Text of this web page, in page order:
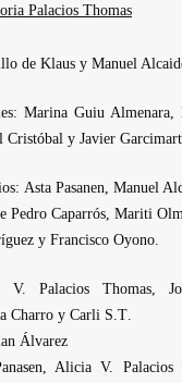
Palacios Thomas
de Klausy Manuel
Marina Guiu Almenara,
Cristóbal yJavier
Asta Pasanen, Manuel
Pedro Caparrós, Mariti
yFrancisco Oyono.
V. Palacios Thomas,
CharroyCarli S.T.
Álvarez
Alicia V. Palacios